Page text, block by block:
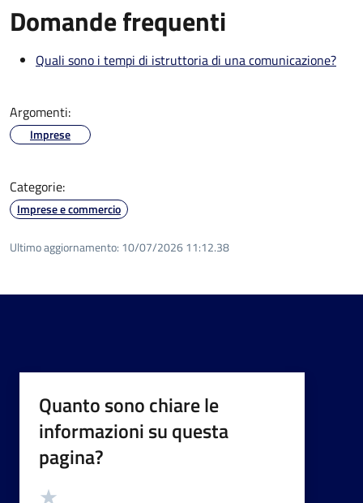
Domande frequenti
Quali sono i tempi di istruttoria di una comunicazione?
Argomenti:
Imprese
Categorie:
Imprese e commercio
Ultimo aggiornamento: 10/07/2026 11:12.38
Quanto sono chiare le
informazioni su questa
pagina?
Valutazione